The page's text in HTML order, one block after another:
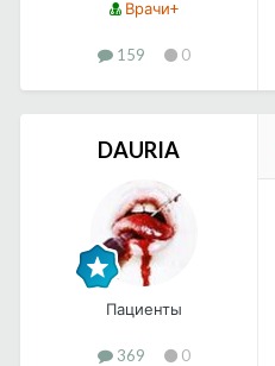
Врачи+
159 0
DAURIA
Пациенты
369 0